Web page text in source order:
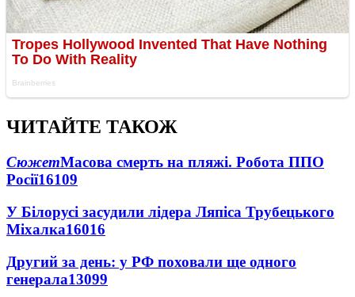
ЧИТАЙТЕ ТАКОЖ
СюжетМасова смерть на пляжі. Робота ППО
Росії16109
У Білорусі засудили лідера Ляпіса Трубецького
Міхалка16016
Другий за день: у РФ поховали ще одного
генерала13099